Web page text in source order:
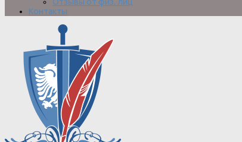
Отзывы от физ. лиц
Контакты